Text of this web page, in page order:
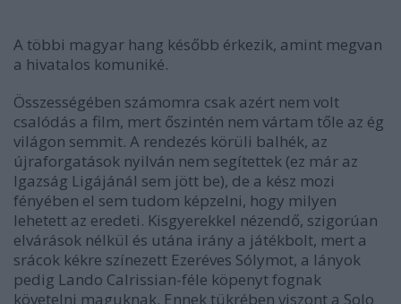
A többi magyar hang később érkezik, amint megvan
a hivatalos komuniké.
Összességében számomra csak azért nem volt
csalódás a film, mert őszintén nem vártam tőle az ég
világon semmit. A rendezés körüli balhék, az
újraforgatások nyilván nem segítettek (ez már az
Igazság Ligájánál sem jött be), de a kész mozi
fényében el sem tudom képzelni, hogy milyen
lehetett az eredeti. Kisgyerekkel nézendő, szigorúan
elvárások nélkül és utána irány a játékbolt, mert a
srácok kékre színezett Ezeréves Sólymot, a lányok
pedig Lando Calrissian-féle köpenyt fognak
követelni maguknak. Ennek tükrében viszont a Solo